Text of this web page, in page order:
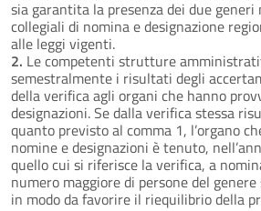
sia garantita la presenza dei due generi
collegiali di nomina e designazione
alle leggi vigenti.
2. Le competenti strutture
semestralmente i risultati degli
della verifica agli organi che hanno
designazioni. Se dalla verifica stessa
quanto previsto al comma 1, l’organo
nomine e designazioni è tenuto,
quello cui si riferisce la verifica, a
numero maggiore di persone del
in modo da favorire il riequilibrio della